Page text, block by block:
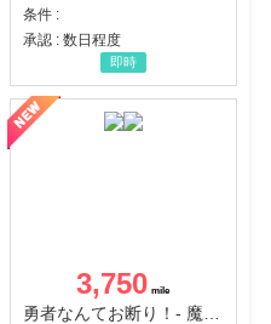
条件 :
承認 : 数日程度
即時
3,750